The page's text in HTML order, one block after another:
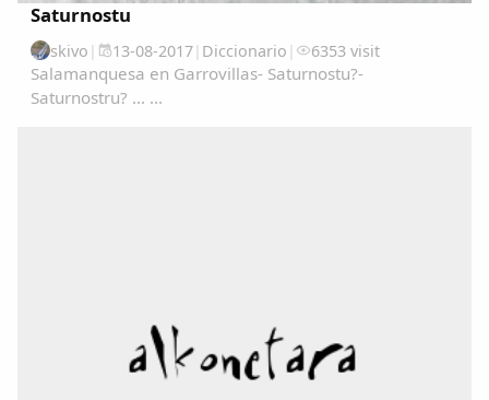
Saturnostu
skivo | 13-08-2017| Diccionario | 6353 visit
Salamanquesa en Garrovillas- Saturnostu?-
Saturnostru? ... ...